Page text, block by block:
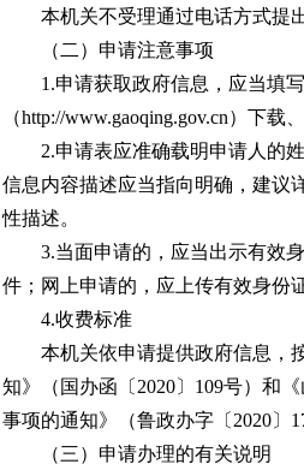
本机关不受理通过电话方式提
（二）申请注意事项
1.申请获取政府信息，应当填
（http://www.gaoqing.gov.cn）下载
2.申请表应准确载明申请人的
信息内容描述应当指向明确，建议
性描述。
3.当面申请的，应当出示有效
件；网上申请的，应上传有效身份
4.收费标准
本机关依申请提供政府信息，
知》（国办函〔2020〕109号）和
事项的通知》（鲁政办字〔2020〕
（三）申请办理的有关说明